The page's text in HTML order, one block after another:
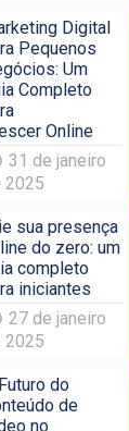
Digital
Pequenos
Um
Completo
Online
31 de janeiro
2025
sua presença
do zero: um
completo
iniciantes
27 de janeiro
2025
do
de
no